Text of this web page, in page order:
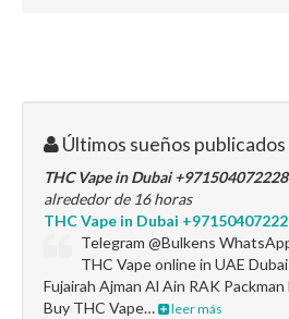
Últimos sueños publicados
THC Vape in Dubai
alrededor de 16 horas
THC Vape in Dubai
Telegram @Bulkens
THC Vape online in UAE
Fujairah Ajman Al Ain RAK
Buy THC Vape…
leer más